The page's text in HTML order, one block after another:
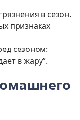
в сезон.
признаках
сезоном:
в жару”.